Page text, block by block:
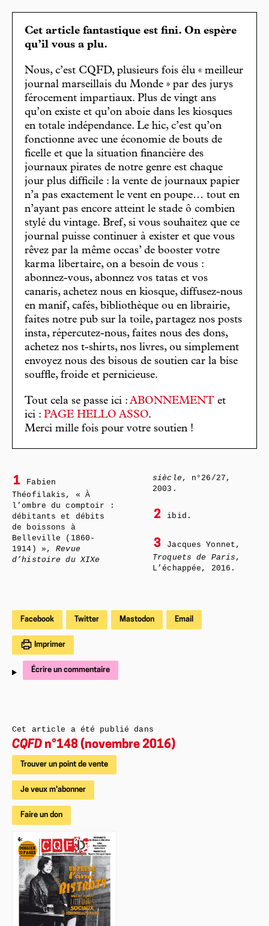
Cet article fantastique est fini. On espère
qu’il vous a plu.
Nous, c’est CQFD, plusieurs fois élu « meilleur
journal marseillais du Monde » par des jurys
férocement impartiaux. Plus de vingt ans
qu’on existe et qu’on aboie dans les kiosques
en totale indépendance. Le hic, c’est qu’on
fonctionne avec une économie de bouts de
ficelle et que la situation financière des
journaux pirates de notre genre est chaque
jour plus difficile : la vente de journaux papier
n’a pas exactement le vent en poupe… tout en
n’ayant pas encore atteint le stade ô combien
stylé du vintage. Bref, si vous souhaitez que ce
journal puisse continuer à exister et que vous
rêvez par la même occas’ de booster votre
karma libertaire, on a besoin de vous :
abonnez-vous, abonnez vos tatas et vos
canaris, achetez nous en kiosque, diffusez-nous
en manif, cafés, bibliothèque ou en librairie,
faites notre pub sur la toile, partagez nos posts
insta, répercutez-nous, faites nous des dons,
achetez nos t-shirts, nos livres, ou simplement
envoyez nous des bisous de soutien car la bise
souffle, froide et pernicieuse.
Tout cela se passe ici : ABONNEMENT et
ici : PAGE HELLO ASSO.
Merci mille fois pour votre soutien !
1
Fabien
Théofilakis, « À
l’ombre du comptoir :
débitants et débits
de boissons à
Belleville (1860-
1914) »,Revue
d’histoire du XIXe
siècle , n°26/27,
2003.
2 ibid.
3
Jacques Yonnet,
Troquets de Paris ,
L’échappée, 2016.
Facebook Twitter Mastodon Email
Imprimer
Écrire un commentaire
Cet article a été publié dans
CQFD n°148 (novembre 2016)
Trouver un point de vente
Je veux m'abonner
Faire un don